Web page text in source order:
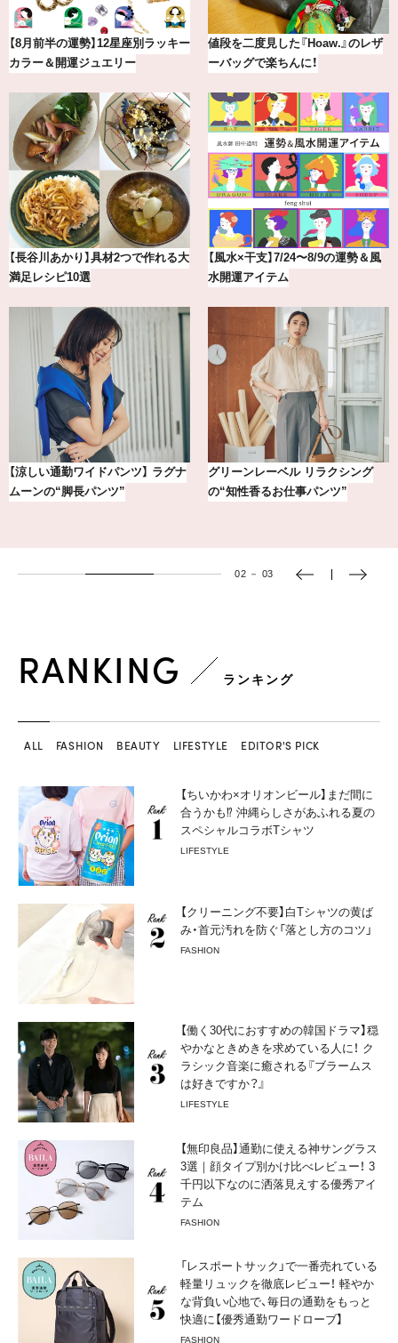
値段を二度見した『Hoaw.』のレザ
ーバッグで楽ちんに！
【風水×干支】7/24〜8/9の運勢＆風
水開運アイテム
グリーンレーベル リラクシング
の“知性香るお仕事パンツ”
最新版！東京都内のおしゃれな朝
カフェ＆モーニング9選
【2026年8月】鏡リュウジの12星座
別占い
【銀座かねまつ】おしゃれ＆快適な
黒スニーカー4選
02 － 03
RANKING ランキング
ALL FASHION BEAUTY LIFESTYLE EDITOR'S PICK
【ちいかわ×オリオンビール】まだ間に
合うかも⁉︎ 沖縄らしさがあふれる夏の
スペシャルコラボTシャツ
LIFESTYLE
【クリーニング不要】白Tシャツの黄ば
み・首元汚れを防ぐ「落とし方のコツ」
FASHION
【働く30代におすすめの韓国ドラマ】穏
やかなときめきを求めている人に！ ク
ラシック音楽に癒される『ブラームス
は好きですか？』
LIFESTYLE
【無印良品】通勤に使える神サングラス
3選｜顔タイプ別かけ比べレビュー！ 3
千円以下なのに洒落見えする優秀アイ
テム
FASHION
「レスポートサック」で一番売れている
軽量リュックを徹底レビュー！ 軽やか
な背負い心地で、毎日の通勤をもっと
快適に【優秀通勤ワードローブ】
FASHION